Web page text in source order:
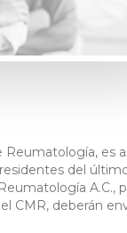
es
del
A.C.,
CMR, deberán